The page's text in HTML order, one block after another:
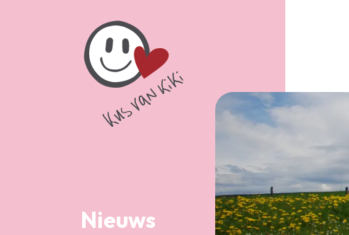
Nieuws